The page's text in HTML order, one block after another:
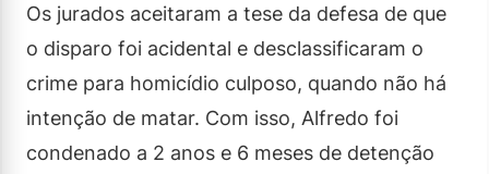
Os jurados aceitaram a tese da defesa de que
o disparo foi acidental e desclassificaram o
crime para homicídio culposo, quando não há
intenção de matar. Com isso, Alfredo foi
condenado a 2 anos e 6 meses de detenção